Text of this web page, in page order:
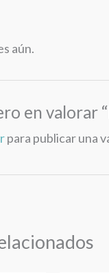
aún.
en valorar
para publicar una